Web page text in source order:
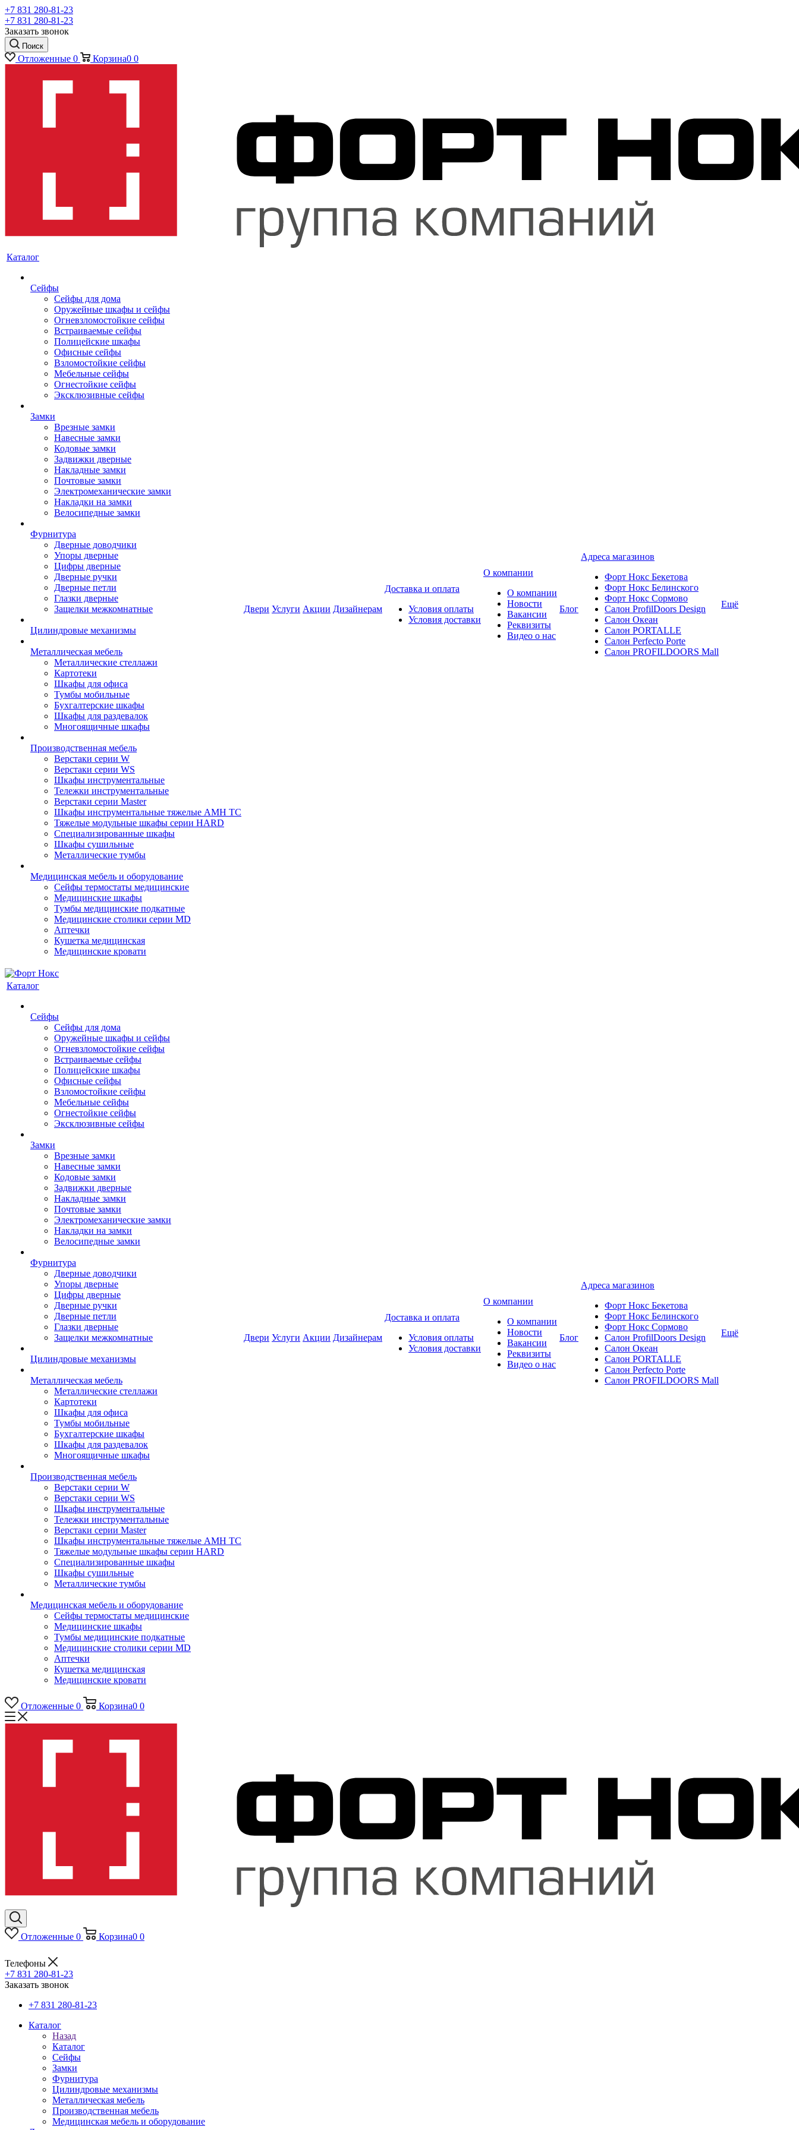
+7 831 280-81-23
+7 831 280-81-23
Заказать звонок
Поиск
Отложенные 0 Корзина0 0
Каталог
Сейфы
Сейфы для дома
Оружейные шкафы и сейфы
Огневзломостойкие сейфы
Встраиваемые сейфы
Полицейские шкафы
Офисные сейфы
Взломостойкие сейфы
Мебельные сейфы
Огнестойкие сейфы
Эксклюзивные сейфы
Замки
Врезные замки
Навесные замки
Кодовые замки
Задвижки дверные
Накладные замки
Почтовые замки
Электромеханические замки
Накладки на замки
Велосипедные замки
Фурнитура
Дверные доводчики
Упоры дверные
Цифры дверные
Дверные ручки
Дверные петли
Глазки дверные
Защелки межкомнатные
Цилиндровые механизмы
Металлическая мебель
Металлические стеллажи
Картотеки
Шкафы для офиса
Тумбы мобильные
Бухгалтерские шкафы
Шкафы для раздевалок
Многоящичные шкафы
Производственная мебель
Верстаки серии W
Верстаки серии WS
Шкафы инструментальные
Тележки инструментальные
Верстаки серии Master
Шкафы инструментальные тяжелые AMH TC
Тяжелые модульные шкафы серии HARD
Cпециализированные шкафы
Шкафы сушильные
Металлические тумбы
Медицинская мебель и оборудование
Сейфы термостаты медицинские
Медицинские шкафы
Тумбы медицинские подкатные
Медицинские столики серии MD
Аптечки
Кушетка медицинская
Медицинские кровати
Двери Услуги Акции Дизайнерам
Доставка и оплата
Условия оплаты
Условия доставки
О компании
О компании
Новости
Вакансии
Реквизиты
Видео о нас
Блог
Адреса магазинов
Форт Нокс Бекетова
Форт Нокс Белинского
Форт Нокс Сормово
Салон ProfilDoors Design
Салон Океан
Салон PORTALLE
Салон Perfecto Portе
Салон PROFILDOORS Mall
Ещё
Каталог
Сейфы
Сейфы для дома
Оружейные шкафы и сейфы
Огневзломостойкие сейфы
Встраиваемые сейфы
Полицейские шкафы
Офисные сейфы
Взломостойкие сейфы
Мебельные сейфы
Огнестойкие сейфы
Эксклюзивные сейфы
Замки
Врезные замки
Навесные замки
Кодовые замки
Задвижки дверные
Накладные замки
Почтовые замки
Электромеханические замки
Накладки на замки
Велосипедные замки
Фурнитура
Дверные доводчики
Упоры дверные
Цифры дверные
Дверные ручки
Дверные петли
Глазки дверные
Защелки межкомнатные
Цилиндровые механизмы
Металлическая мебель
Металлические стеллажи
Картотеки
Шкафы для офиса
Тумбы мобильные
Бухгалтерские шкафы
Шкафы для раздевалок
Многоящичные шкафы
Производственная мебель
Верстаки серии W
Верстаки серии WS
Шкафы инструментальные
Тележки инструментальные
Верстаки серии Master
Шкафы инструментальные тяжелые AMH TC
Тяжелые модульные шкафы серии HARD
Cпециализированные шкафы
Шкафы сушильные
Металлические тумбы
Медицинская мебель и оборудование
Сейфы термостаты медицинские
Медицинские шкафы
Тумбы медицинские подкатные
Медицинские столики серии MD
Аптечки
Кушетка медицинская
Медицинские кровати
Двери Услуги Акции Дизайнерам
Доставка и оплата
Условия оплаты
Условия доставки
О компании
О компании
Новости
Вакансии
Реквизиты
Видео о нас
Блог
Адреса магазинов
Форт Нокс Бекетова
Форт Нокс Белинского
Форт Нокс Сормово
Салон ProfilDoors Design
Салон Океан
Салон PORTALLE
Салон Perfecto Portе
Салон PROFILDOORS Mall
Ещё
Отложенные 0 Корзина0 0
Отложенные 0 Корзина0 0
Телефоны
+7 831 280-81-23
Заказать звонок
+7 831 280-81-23
Каталог
Назад
Каталог
Сейфы
Замки
Фурнитура
Цилиндровые механизмы
Металлическая мебель
Производственная мебель
Медицинская мебель и оборудование